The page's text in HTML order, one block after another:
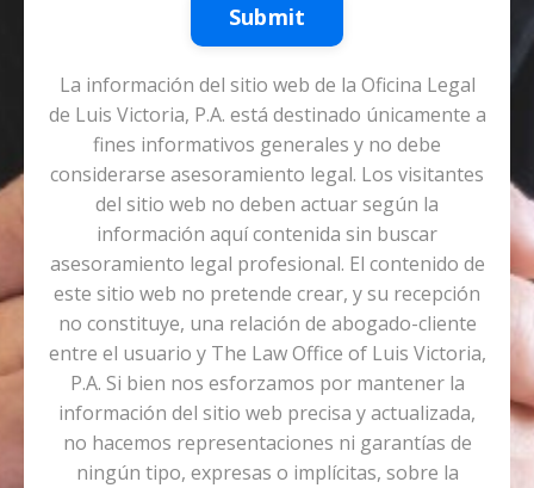
Submit
La información del sitio web de la Oficina Legal
de Luis Victoria, P.A. está destinado únicamente a
fines informativos generales y no debe
considerarse asesoramiento legal. Los visitantes
del sitio web no deben actuar según la
información aquí contenida sin buscar
asesoramiento legal profesional. El contenido de
este sitio web no pretende crear, y su recepción
no constituye, una relación de abogado-cliente
entre el usuario y The Law Office of Luis Victoria,
P.A. Si bien nos esforzamos por mantener la
información del sitio web precisa y actualizada,
no hacemos representaciones ni garantías de
ningún tipo, expresas o implícitas, sobre la